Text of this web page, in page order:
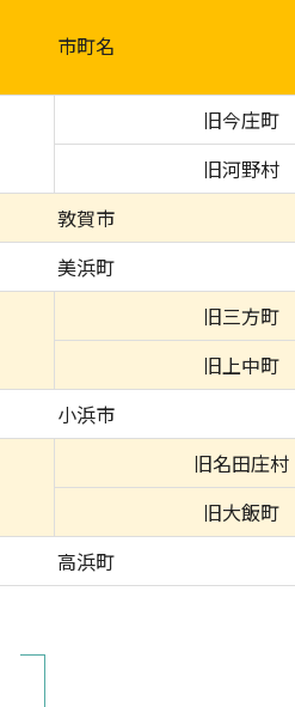
市町名
旧今庄町
旧河野村
敦賀市
美浜町
旧三方町
旧上中町
小浜市
旧名田庄村
旧大飯町
高浜町